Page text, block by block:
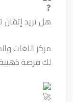
هل تريد إتقان
مركز اللغات
لك فرصة